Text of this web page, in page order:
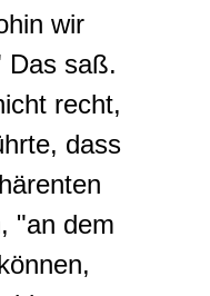
wir
Das saß.
recht,
dass
"an dem